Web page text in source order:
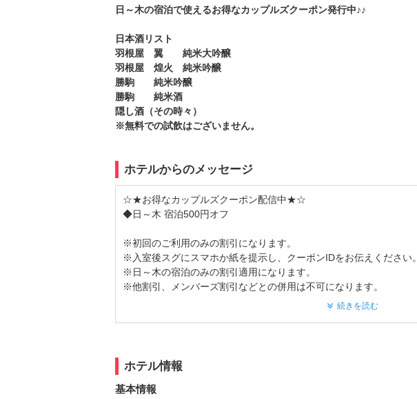
日～木の宿泊で使えるお得なカップルズクーポン発行中♪♪
日本酒リスト
羽根屋 翼 純米大吟醸
羽根屋 煌火 純米吟醸
勝駒 純米吟醸
勝駒 純米酒
隠し酒（その時々）
※無料での試飲はございません。
ホテルからのメッセージ
☆★お得なカップルズクーポン配信中★☆
◆日～木 宿泊500円オフ
※初回のご利用のみの割引になります。
※入室後スグにスマホか紙を提示し、クーポンIDをお伝えください。
※日～木の宿泊のみの割引適用になります。
※他割引、メンバーズ割引などとの併用は不可になります。
続きを読む
ホテル情報
基本情報